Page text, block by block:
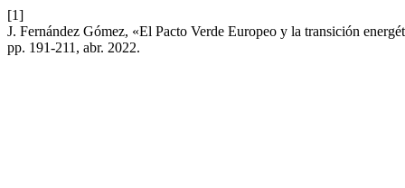
[1]
J. Fernández Gómez, «El Pacto Verde Europeo y la transición
pp. 191-211, abr. 2022.